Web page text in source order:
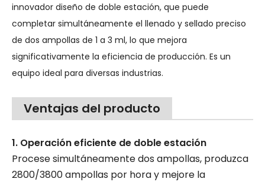
innovador diseño de doble estación, que puede
completar simultáneamente el llenado y sellado preciso
de dos ampollas de 1 a 3 ml, lo que mejora
significativamente la eficiencia de producción. Es un
equipo ideal para diversas industrias.
Ventajas del producto
1. Operación eficiente de doble estación
Procese simultáneamente dos ampollas, produzca
2800/3800 ampollas por hora y mejore la